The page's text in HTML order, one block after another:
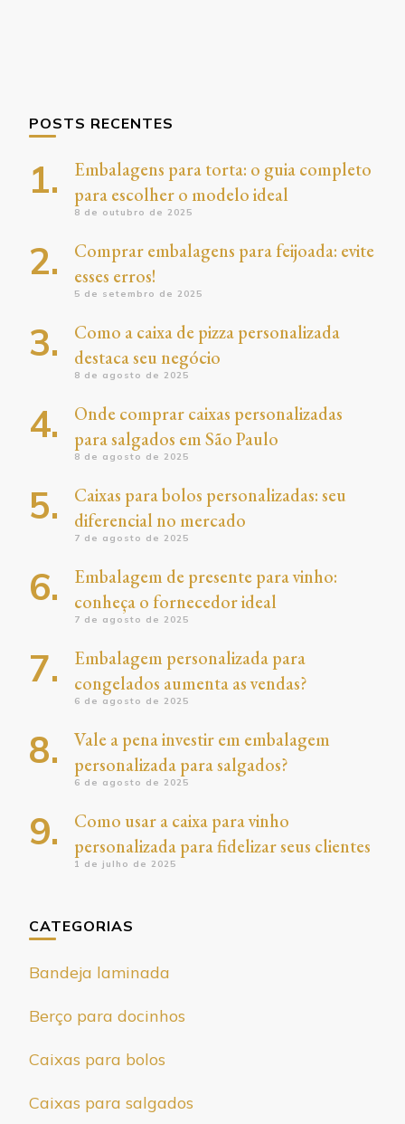
POSTS RECENTES
Embalagens para torta: o guia completo
para escolher o modelo ideal
8 de outubro de 2025
Comprar embalagens para feijoada: evite
esses erros!
5 de setembro de 2025
Como a caixa de pizza personalizada
destaca seu negócio
8 de agosto de 2025
Onde comprar caixas personalizadas
para salgados em São Paulo
8 de agosto de 2025
Caixas para bolos personalizadas: seu
diferencial no mercado
7 de agosto de 2025
Embalagem de presente para vinho:
conheça o fornecedor ideal
7 de agosto de 2025
Embalagem personalizada para
congelados aumenta as vendas?
6 de agosto de 2025
Vale a pena investir em embalagem
personalizada para salgados?
6 de agosto de 2025
Como usar a caixa para vinho
personalizada para fidelizar seus clientes
1 de julho de 2025
CATEGORIAS
Bandeja laminada
Berço para docinhos
Caixas para bolos
Caixas para salgados